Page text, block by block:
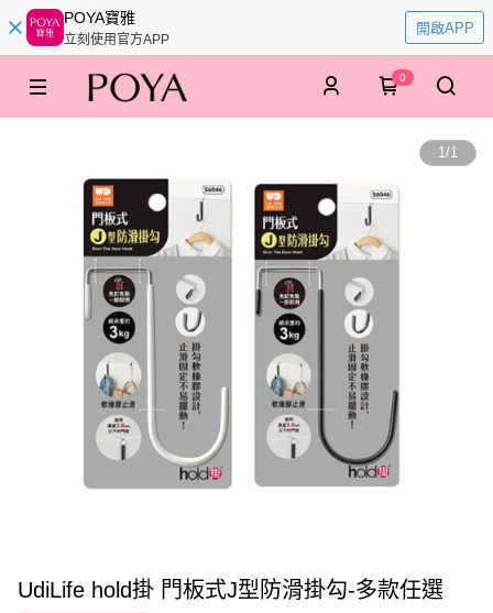
POYA寶雅
立刻使用官方APP
開啟APP
0
1/1
UdiLife hold掛 門板式J型防滑掛勾-多款任選